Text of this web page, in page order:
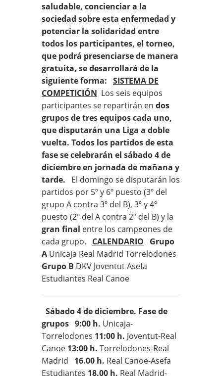
saludable, concienciar a la
sociedad sobre esta enfermedad y
potenciar la solidaridad entre
todos los participantes, el torneo,
que podrá presenciarse de manera
gratuita, se desarrollará de la
siguiente forma: SISTEMA DE
COMPETICIÓN Los seis equipos
participantes se repartirán en dos
grupos de tres equipos cada uno,
que disputarán una Liga a doble
vuelta. Todos los partidos de esta
fase se celebrarán el sábado 4 de
diciembre en jornada de mañana y
tarde. El domingo se disputarán los
partidos por 5º y 6º puesto (3º del
grupo A contra 3º del B), 3º y 4º
puesto (2º del A contra 2º del B) y la
gran final entre los campeones de
cada grupo. CALENDARIO
Grupo
A Unicaja Real Madrid Torrelodones
Grupo B DKV Joventut Asefa
Estudiantes Real Canoe
Sábado 4 de diciembre. Fase de
grupos 9:00 h. Unicaja-
Torrelodones 11:00 h. Joventut-Real
Canoe 13:00 h. Torrelodones-Real
Madrid 16.00 h. Real Canoe-Asefa
Estudiantes 18.00 h. Real Madrid-